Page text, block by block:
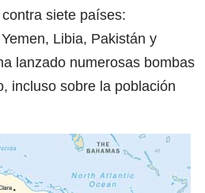
siete países:
Libia, Pakistán y
lanzado numerosas bombas
incluso sobre la población